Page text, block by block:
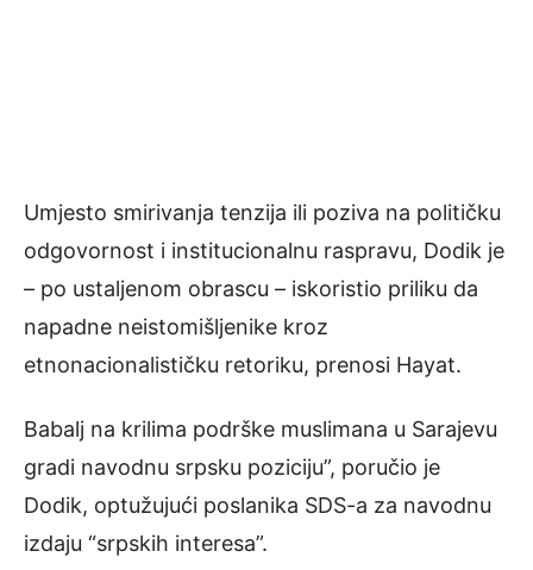
Umjesto smirivanja tenzija ili poziva na političku
odgovornost i institucionalnu raspravu, Dodik je
– po ustaljenom obrascu – iskoristio priliku da
napadne neistomišljenike kroz
etnonacionalističku retoriku, prenosi Hayat.
Babalj na krilima podrške muslimana u Sarajevu
gradi navodnu srpsku poziciju”, poručio je
Dodik, optužujući poslanika SDS-a za navodnu
izdaju “srpskih interesa”.